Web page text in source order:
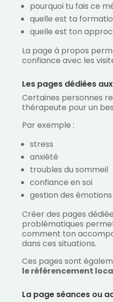
pourquoi tu fais ce
quelle est ta
quelle est ton
La page à propos
confiance avec les
Les pages dédiées
Certaines personnes
thérapeute pour un
Par exemple :
stress
anxiété
troubles du sommeil
confiance en soi
gestion des émotions
Créer des pages
problématiques
comment ton
dans ces situations.
Ces pages sont
le référencement
La page séances ou